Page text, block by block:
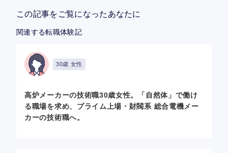
この記事をご覧になったあなたに
関連する転職体験記
30歳 女性
高炉メーカーの技術職30歳女性。「自然体」で働け
る職場を求め、プライム上場・財閥系 総合電機メー
カーの技術職へ。